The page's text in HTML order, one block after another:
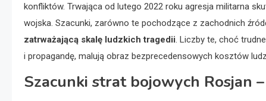
konfliktów. Trwająca od lutego 2022 roku agresja militarna
wojska. Szacunki, zarówno te pochodzące z zachodnich
zatrważającą skalę ludzkich tragedii. Liczby te, choć
i propagandę, malują obraz bezprecedensowych kosztów
Szacunki strat bojowych Rosjan